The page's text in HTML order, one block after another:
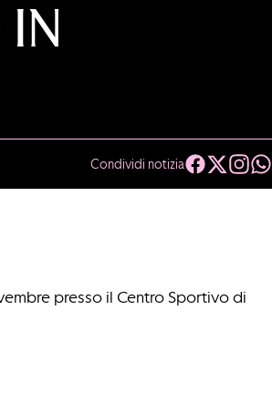
Condividi notizia
presso il Centro Sportivo di